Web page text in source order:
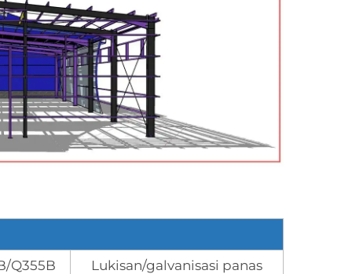
Q355B
Lukisan/galvanisasi panas